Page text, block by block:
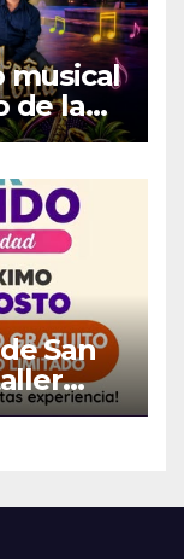
musical
de la
a
San
Tejido»